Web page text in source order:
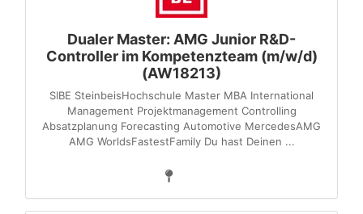
Dualer Master: AMG Junior R&D-
Controller im Kompetenzteam (m/w/d)
(AW18213)
SIBE SteinbeisHochschule Master MBA International
Management Projektmanagement Controlling
Absatzplanung Forecasting Automotive MercedesAMG
AMG WorldsFastestFamily Du hast Deinen ...